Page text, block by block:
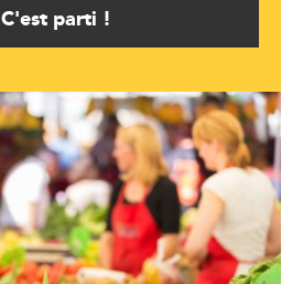
C'est parti !